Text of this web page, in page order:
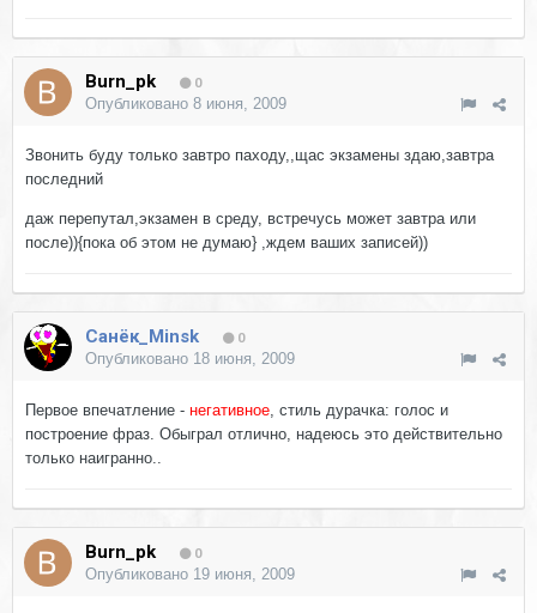
Burn_pk 0
Опубликовано 8 июня, 2009
Звонить буду только завтро паходу,,щас экзамены здаю,завтра
последний
даж перепутал,экзамен в среду, встречусь может завтра или
после)){пока об этом не думаю} ,ждем ваших записей))
Санёк_Minsk 0
Опубликовано 18 июня, 2009
Первое впечатление - негативное, стиль дурачка: голос и
построение фраз. Обыграл отлично, надеюсь это действительно
только наигранно..
Burn_pk 0
Опубликовано 19 июня, 2009